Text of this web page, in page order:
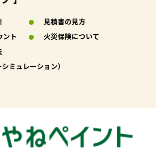
ント
見積書の見方
火災保険について
ミュレーション）